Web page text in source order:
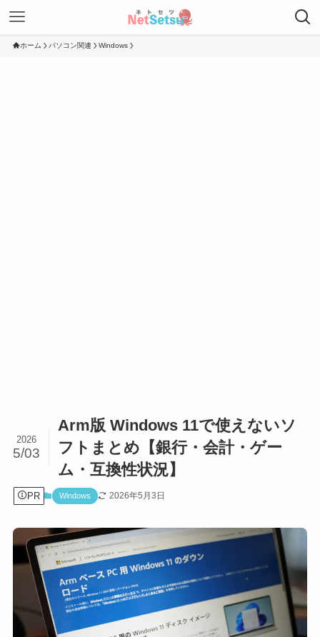
ホーム パソコン関連 Windows
Arm版 Windows 11で使えないソ
フトまとめ【銀行・会計・ゲー
ム・互換性状況】
2026
5/03
PR Windows 2026年5月3日